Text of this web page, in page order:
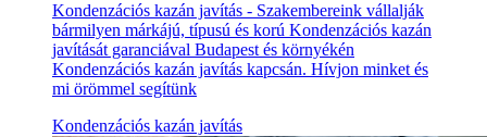
Kondenzációs kazán javítás - Szakembereink vállalják
bármilyen márkájú, típusú és korú Kondenzációs kazán
javítását garanciával Budapest és környékén
Kondenzációs kazán javítás kapcsán. Hívjon minket és
mi örömmel segítünk
Kondenzációs kazán javítás